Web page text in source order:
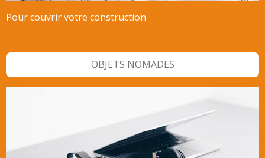
Pour couvrir votre construction
OBJETS NOMADES